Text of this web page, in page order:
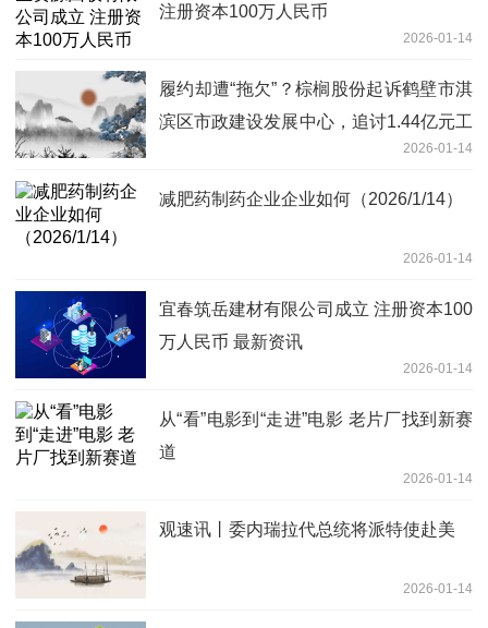
注册资本100万人民币
2026-01-14
履约却遭“拖欠”？棕榈股份起诉鹤壁市淇
滨区市政建设发展中心，追讨1.44亿元工
2026-01-14
减肥药制药企业企业如何（2026/1/14）
2026-01-14
宜春筑岳建材有限公司成立 注册资本100
万人民币 最新资讯
2026-01-14
从“看”电影到“走进”电影 老片厂找到新赛
道
2026-01-14
观速讯丨委内瑞拉代总统将派特使赴美
2026-01-14